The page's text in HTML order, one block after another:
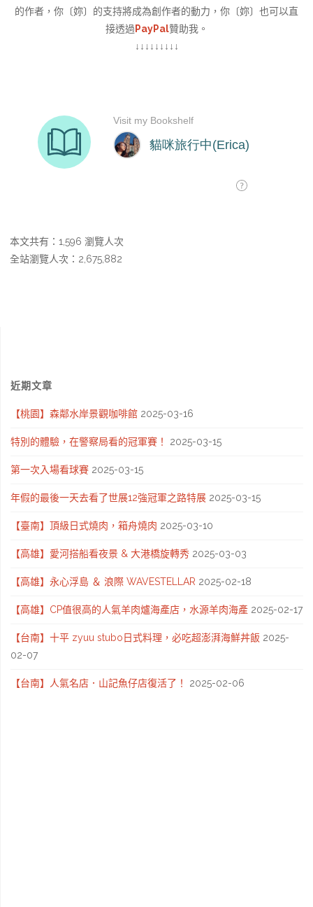
的作者，你〔妳〕的支持將成為創作者的動力，你〔妳〕也可以直
接透過PayPal贊助我。
↓↓↓↓↓↓↓↓↓
本文共有：1,596 瀏覽人次
全站瀏覽人次：2,675,882
近期文章
【桃園】森鄰水岸景觀咖啡館 2025-03-16
特別的體驗，在警察局看的冠軍賽！ 2025-03-15
第一次入場看球賽 2025-03-15
年假的最後一天去看了世展12強冠軍之路特展 2025-03-15
【臺南】頂級日式燒肉，箱舟燒肉 2025-03-10
【高雄】愛河搭船看夜景 & 大港橋旋轉秀 2025-03-03
【高雄】永心浮島 ＆ 浪際 WAVESTELLAR 2025-02-18
【高雄】CP值很高的人氣羊肉爐海產店，水源羊肉海產 2025-02-17
【台南】十平 zyuu stubo日式料理，必吃超澎湃海鮮丼飯 2025-
02-07
【台南】人氣名店．山記魚仔店復活了！ 2025-02-06